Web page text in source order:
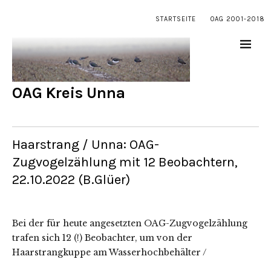
STARTSEITE OAG 2001-2018
OAG Kreis Unna
Haarstrang / Unna: OAG-
Zugvogelzählung mit 12 Beobachtern,
22.10.2022 (B.Glüer)
Bei der für heute angesetzten OAG-Zugvogelzählung
trafen sich 12 (!) Beobachter, um von der
Haarstrangkuppe am Wasserhochbehälter /